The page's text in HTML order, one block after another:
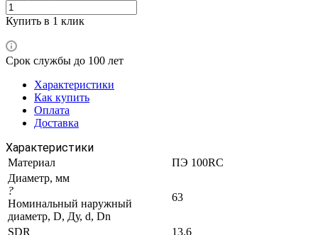
Купить в 1 клик
Срок службы до 100 лет
Характеристики
Как купить
Оплата
Доставка
Характеристики
Материал
ПЭ 100RC
Диаметр, мм
?
Номинальный наружный
диаметр, D, Ду, d, Dn
63
SDR
13.6